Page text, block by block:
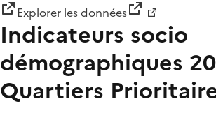
Explorer les données
Indicateurs socio
démographiques
Quartiers